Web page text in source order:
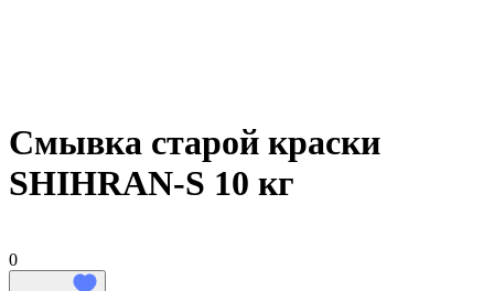
Смывка старой краски
SHIHRAN-S 10 кг
0